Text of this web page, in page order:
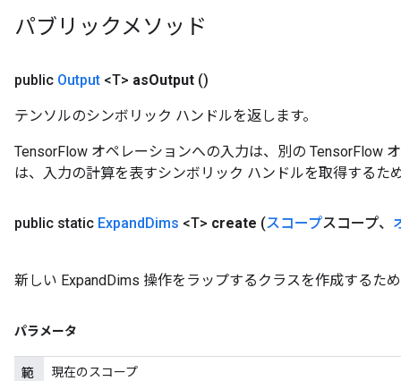
パブリックメソッド
public Output <T> asOutput ()
テンソルのシンボリック ハンドルを返します。
TensorFlow オペレーションへの入力は、別の TensorFlow
は、入力の計算を表すシンボリック ハンドルを取得するた
public static ExpandDims <T> create (スコープスコープ、
新しい ExpandDims 操作をラップするクラスを作成するた
パラメータ
範
現在のスコープ